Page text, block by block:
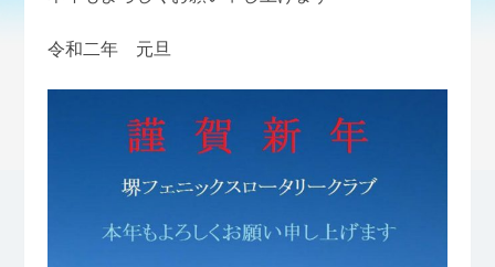
令和二年 元旦